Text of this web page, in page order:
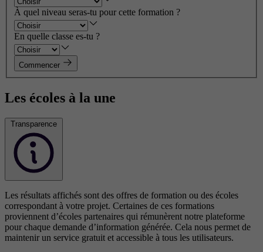
À quel niveau seras-tu pour cette formation ?
En quelle classe es-tu ?
Commencer
Les écoles à la une
Transparence
Les résultats affichés sont des offres de formation ou des écoles
correspondant à votre projet. Certaines de ces formations
proviennent d’écoles partenaires qui rémunèrent notre plateforme
pour chaque demande d’information générée. Cela nous permet de
maintenir un service gratuit et accessible à tous les utilisateurs.